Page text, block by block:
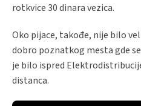
rotkvice 30 dinara vezica.
Oko pijace, takođe, nije bilo
dobro poznatkog mesta gde se
je bilo ispred
distanca.